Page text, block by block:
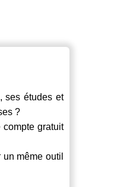
ses études et
?
compte gratuit
même outil